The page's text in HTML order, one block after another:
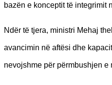
bazën e konceptit të integrimit
Ndër të tjera, ministri Mehaj
avancimin në aftësi dhe
nevojshme për përmbushjen e